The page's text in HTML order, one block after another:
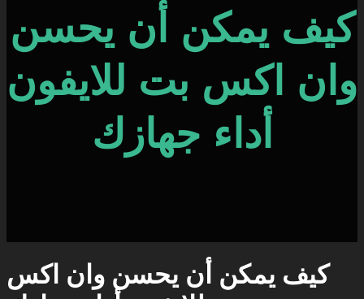
كيف يمكن أن يحسن
وان اكس بت للايفون
أداء جهازك
كيف يمكن أن يحسن وان اكس